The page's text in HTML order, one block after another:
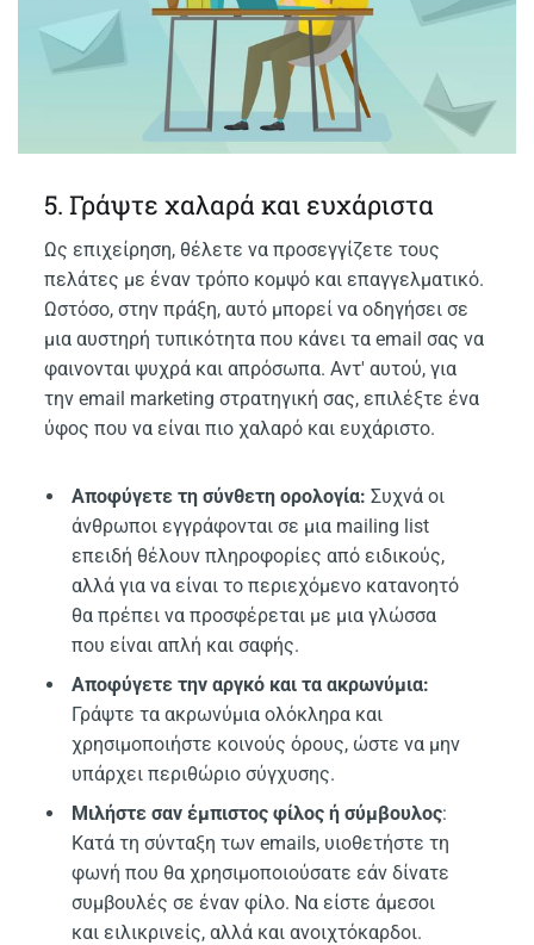
5. Γράψτε χαλαρά και ευχάριστα
Ως επιχείρηση, θέλετε να προσεγγίζετε τους
πελάτες με έναν τρόπο κομψό και επαγγελματικό.
Ωστόσο, στην πράξη, αυτό μπορεί να οδηγήσει σε
μια αυστηρή τυπικότητα που κάνει τα email σας να
φαινονται ψυχρά και απρόσωπα. Αντ' αυτού, για
την email marketing στρατηγική σας, επιλέξτε ένα
ύφος που να είναι πιο χαλαρό και ευχάριστο.
Αποφύγετε τη σύνθετη ορολογία: Συχνά οι
άνθρωποι εγγράφονται σε μια mailing list
επειδή θέλουν πληροφορίες από ειδικούς,
αλλά για να είναι το περιεχόμενο κατανοητό
θα πρέπει να προσφέρεται με μια γλώσσα
που είναι απλή και σαφής.
Αποφύγετε την αργκό και τα ακρωνύμια:
Γράψτε τα ακρωνύμια ολόκληρα και
χρησιμοποιήστε κοινούς όρους, ώστε να μην
υπάρχει περιθώριο σύγχυσης.
Μιλήστε σαν έμπιστος φίλος ή σύμβουλος:
Κατά τη σύνταξη των emails, υιοθετήστε τη
φωνή που θα χρησιμοποιούσατε εάν δίνατε
συμβουλές σε έναν φίλο. Να είστε άμεσοι
και ειλικρινείς, αλλά και ανοιχτόκαρδοι.